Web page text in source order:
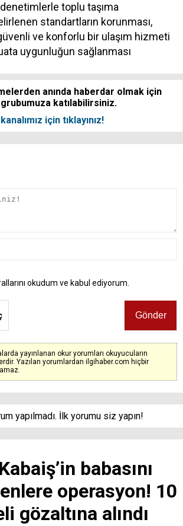
toplu taşıma
standartların korunması,
ve konforlu bir ulaşım hizmeti
uygunluğun sağlanması
anında haberdar olmak için
katılabilirsiniz.
için tıklayınız!
okudum ve kabul ediyorum.
yayınlanan okur yorumları okuyucuların
Yazılan yorumlardan ilgihaber.com hiçbir
yapılmadı. İlk yorumu siz yapın!
babasını
operasyon! 10
gözaltına alındı